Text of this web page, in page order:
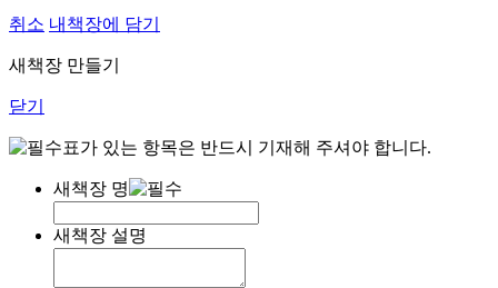
취소 내책장에 담기
새책장 만들기
닫기
표가 있는 항목은 반드시 기재해 주셔야 합니다.
새책장 명
새책장 설명